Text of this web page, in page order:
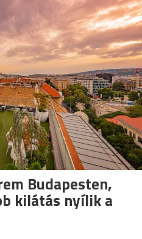
Budapesten,
kilátás nyílik a